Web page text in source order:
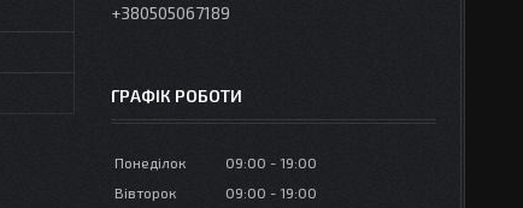
+380505067189
ГРАФІК РОБОТИ
Понеділок 09:00
19:00
Вівторок
09:00
19:00